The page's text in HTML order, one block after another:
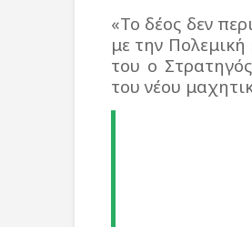
«Το δέος δεν
με την
του ο
του νέου